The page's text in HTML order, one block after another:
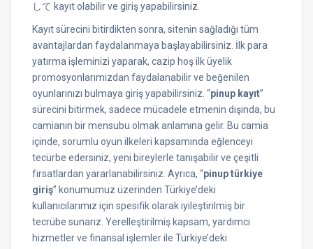
して kayıt olabilir ve giriş yapabilirsiniz.
Kayıt sürecini bitirdikten sonra, sitenin sağladığı tüm
avantajlardan faydalanmaya başlayabilirsiniz. İlk para
yatırma işleminizi yaparak, cazip hoş ilk üyelik
promosyonlarımızdan faydalanabilir ve beğenilen
oyunlarınızı bulmaya giriş yapabilirsiniz. “pinup kayıt”
sürecini bitirmek, sadece mücadele etmenin dışında, bu
camianın bir mensubu olmak anlamına gelir. Bu camia
içinde, sorumlu oyun ilkeleri kapsamında eğlenceyi
tecürbe edersiniz, yeni bireylerle tanışabilir ve çeşitli
fırsatlardan yararlanabilirsiniz. Ayrıca, “pinup türkiye
giriş” konumumuz üzerinden Türkiye’deki
kullanıcılarımız için spesifik olarak iyileştirilmiş bir
tecrübe sunarız. Yerelleştirilmiş kapsam, yardımcı
hizmetler ve finansal işlemler ile Türkiye’deki